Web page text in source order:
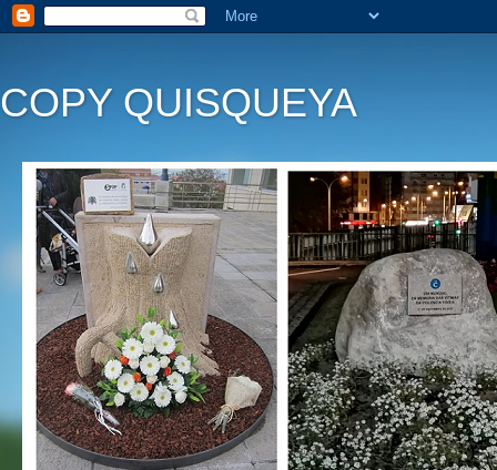
COPY QUISQUEYA